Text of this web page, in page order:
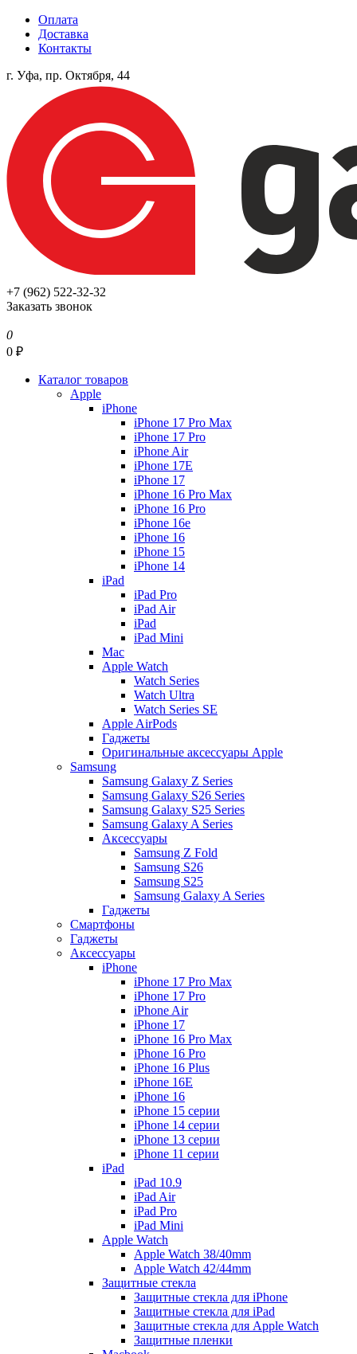
Оплата
Доставка
Контакты
г. Уфа, пр. Октября, 44
+7 (962) 522-32-32
Заказать звонок
0
0 ₽
Каталог товаров
Apple
iPhone
iPhone 17 Pro Max
iPhone 17 Pro
iPhone Air
iPhone 17E
iPhone 17
iPhone 16 Pro Max
iPhone 16 Pro
iPhone 16e
iPhone 16
iPhone 15
iPhone 14
iPad
iPad Pro
iPad Air
iPad
iPad Mini
Mac
Apple Watch
Watch Series
Watch Ultra
Watch Series SE
Apple AirPods
Гаджеты
Оригинальные аксессуары Apple
Samsung
Samsung Galaxy Z Series
Samsung Galaxy S26 Series
Samsung Galaxy S25 Series
Samsung Galaxy A Series
Аксессуары
Samsung Z Fold
Samsung S26
Samsung S25
Samsung Galaxy A Series
Гаджеты
Смартфоны
Гаджеты
Аксессуары
iPhone
iPhone 17 Pro Max
iPhone 17 Pro
iPhone Air
iPhone 17
iPhone 16 Pro Max
iPhone 16 Pro
iPhone 16 Plus
iPhone 16E
iPhone 16
iPhone 15 серии
iPhone 14 серии
iPhone 13 серии
iPhone 11 серии
iPad
iPad 10.9
iPad Air
iPad Pro
iPad Mini
Apple Watch
Apple Watch 38/40mm
Apple Watch 42/44mm
Защитные стекла
Защитные стекла для iPhone
Защитные стекла для iPad
Защитные стекла для Apple Watch
Защитные пленки